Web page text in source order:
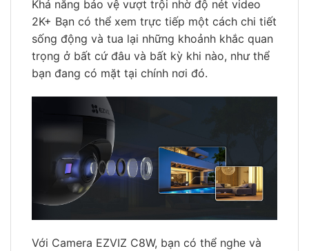
Khả năng bảo vệ vượt trội nhờ độ nét video
2K+ Bạn có thể xem trực tiếp một cách chi tiết
sống động và tua lại những khoảnh khắc quan
trọng ở bất cứ đâu và bất kỳ khi nào, như thể
bạn đang có mặt tại chính nơi đó.
Với Camera EZVIZ C8W, bạn có thể nghe và